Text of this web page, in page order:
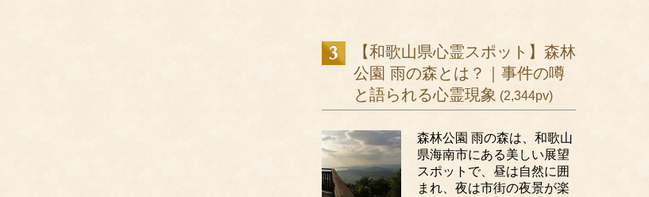
【和歌山県心霊スポット】森林
公園 雨の森とは？｜事件の噂
と語られる心霊現象 (2,344pv)
森林公園 雨の森は、和歌山
県海南市にある美しい展望
スポットで、昼は自然に囲
まれ、夜は市街の夜景が楽